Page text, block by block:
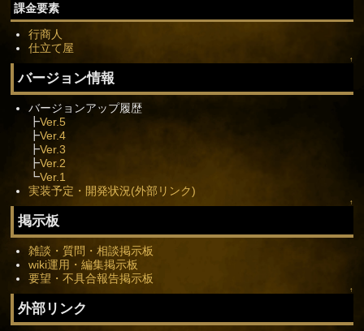
課金要素
行商人
仕立て屋
↑
バージョン情報
バージョンアップ履歴
┣Ver.5
┣Ver.4
┣Ver.3
┣Ver.2
┗Ver.1
実装予定・開発状況(外部リンク)
↑
掲示板
雑談・質問・相談掲示板
wiki運用・編集掲示板
要望・不具合報告掲示板
↑
外部リンク